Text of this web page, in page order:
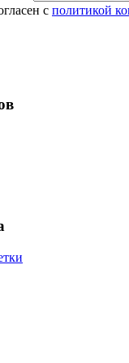
с политикой